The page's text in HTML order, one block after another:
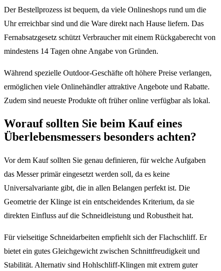
Der Bestellprozess ist bequem, da viele Onlineshops rund um die
Uhr erreichbar sind und die Ware direkt nach Hause liefern. Das
Fernabsatzgesetz schützt Verbraucher mit einem Rückgaberecht von
mindestens 14 Tagen ohne Angabe von Gründen.
Während spezielle Outdoor-Geschäfte oft höhere Preise verlangen,
ermöglichen viele Onlinehändler attraktive Angebote und Rabatte.
Zudem sind neueste Produkte oft früher online verfügbar als lokal.
Worauf sollten Sie beim Kauf eines
Überlebensmessers besonders achten?
Vor dem Kauf sollten Sie genau definieren, für welche Aufgaben
das Messer primär eingesetzt werden soll, da es keine
Universalvariante gibt, die in allen Belangen perfekt ist. Die
Geometrie der Klinge ist ein entscheidendes Kriterium, da sie
direkten Einfluss auf die Schneidleistung und Robustheit hat.
Für vielseitige Schneidarbeiten empfiehlt sich der Flachschliff. Er
bietet ein gutes Gleichgewicht zwischen Schnittfreudigkeit und
Stabilität. Alternativ sind Hohlschliff-Klingen mit extrem guter